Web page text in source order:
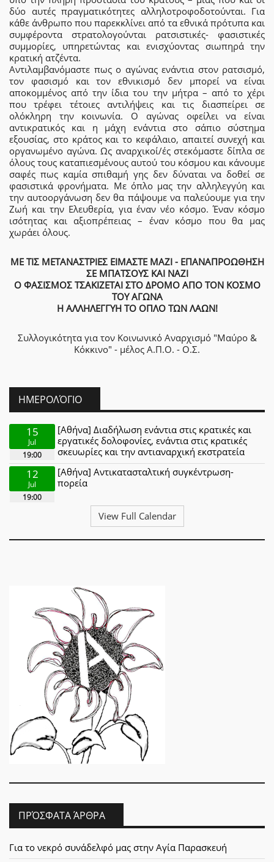
δύο αυτές πραγματικότητες αλληλοτροφοδοτούνται. Για
κάθε άνθρωπο που παρεκκλίνει από τα εθνικά πρότυπα και
συμφέροντα στρατολογούνται ρατσιστικές- φασιστικές
συμμορίες, υπηρετώντας και ενισχύοντας σιωπηρά την
κρατική ατζέντα.
Αντιλαμβανόμαστε πως ο αγώνας ενάντια στον ρατσισμό,
τον φασισμό και τον εθνικισμό δεν μπορεί να είναι
αποκομμένος από την ίδια του την μήτρα – από το χέρι
που τρέφει τέτοιες αντιλήψεις και τις διασπείρει σε
ολόκληρη την κοινωνία. Ο αγώνας οφείλει να είναι
αντικρατικός και η μάχη ενάντια στο σάπιο σύστημα
εξουσίας, στο κράτος και το κεφάλαιο, απαιτεί συνεχή και
οργανωμένο αγώνα. Ως αναρχικοί/ές στεκόμαστε δίπλα σε
όλους τους καταπιεσμένους αυτού του κόσμου και κάνουμε
σαφές πως καμία σπιθαμή γης δεν δύναται να δοθεί σε
φασιστικά φρονήματα. Με όπλο μας την αλληλεγγύη και
την αυτοοργάνωση δεν θα πάψουμε να παλεύουμε για την
Ζωή και την Ελευθερία, για έναν νέο κόσμο. Έναν κόσμο
ισότητας και αξιοπρέπειας – έναν κόσμο που θα μας
χωράει όλους.
ΜΕ ΤΙΣ ΜΕΤΑΝΑΣΤΡΙΕΣ ΕΙΜΑΣΤΕ ΜΑΖΙ - ΕΠΑΝΑΠΡΟΩΘΗΣΗ
ΣΕ ΜΠΑΤΣΟΥΣ ΚΑΙ ΝΑΖΙ
Ο ΦΑΣΙΣΜΟΣ ΤΣΑΚΙΖΕΤΑΙ ΣΤΟ ΔΡΟΜΟ ΑΠΟ ΤΟΝ ΚΟΣΜΟ
ΤΟΥ ΑΓΩΝΑ
Η ΑΛΛΗΛΕΓΓΥΗ ΤΟ ΟΠΛΟ ΤΩΝ ΛΑΩΝ!
Συλλογικότητα για τον Κοινωνικό Αναρχισμό "Μαύρο &
Κόκκινο" - μέλος Α.Π.Ο. - Ο.Σ.
ΗΜΕΡΟΛΌΓΙΟ
15
Jul
19:00
[Αθήνα] Διαδήλωση ενάντια στις κρατικές και
εργατικές δολοφονίες, ενάντια στις κρατικές
σκευωρίες και την αντιαναρχική εκστρατεία
12
Jul
19:00
[Αθήνα] Αντικατασταλτική συγκέντρωση-
πορεία
View Full Calendar
ΠΡΌΣΦΑΤΑ ΆΡΘΡΑ
Για το νεκρό συνάδελφό μας στην Αγία Παρασκευή